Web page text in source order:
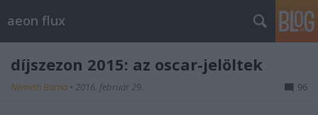
aeon flux
díjszezon 2015: az oscar-jelöltek
Németh Barna • 2016. február 29. 96